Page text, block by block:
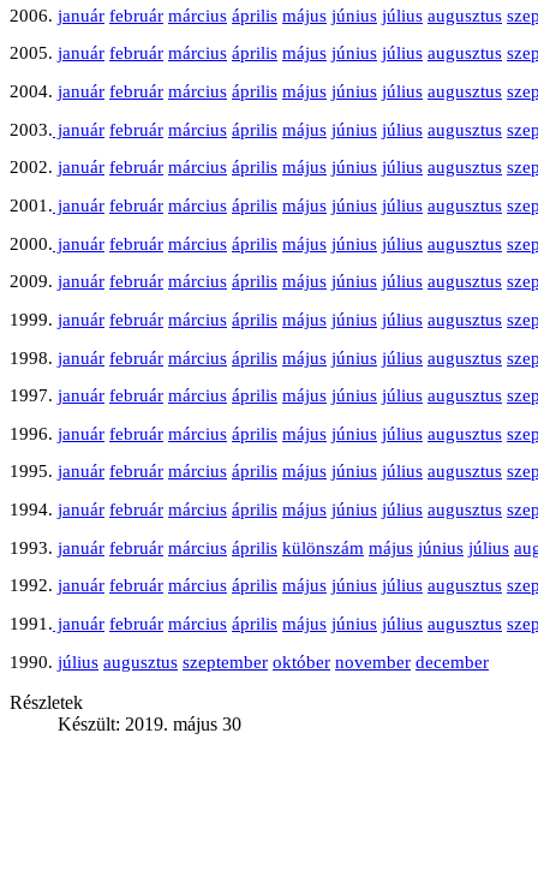
2006. január február március április május június július augusztus
2005. január február március április május június július augusztus
2004. január február március április május június július augusztus
2003. január február március április május június július augusztus
2002. január február március április május június július augusztus
2001. január február március április május június július augusztus
2000. január február március április május június július augusztus
2009. január február március április május június július augusztus
1999. január február március április május június július augusztus
1998. január február március április május június július augusztus
1997. január február március április május június július augusztus
1996. január február március április május június július augusztus
1995. január február március április május június július augusztus
1994. január február március április május június július augusztus
1993. január február március április különszám május június július
1992. január február március április május június július augusztus
1991. január február március április május június július augusztus
1990. július augusztus szeptember október november december
Részletek
Készült: 2019. május 30